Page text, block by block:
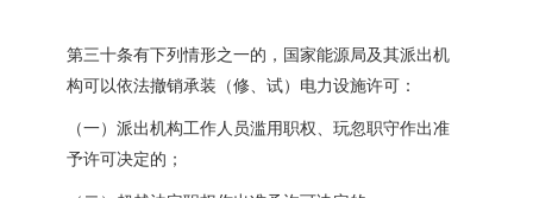
第三十条有下列情形之一的，国家能源局及其派出机
构可以依法撤销承装（修、试）电力设施许可：
（一）派出机构工作人员滥用职权、玩忽职守作出准
予许可决定的；